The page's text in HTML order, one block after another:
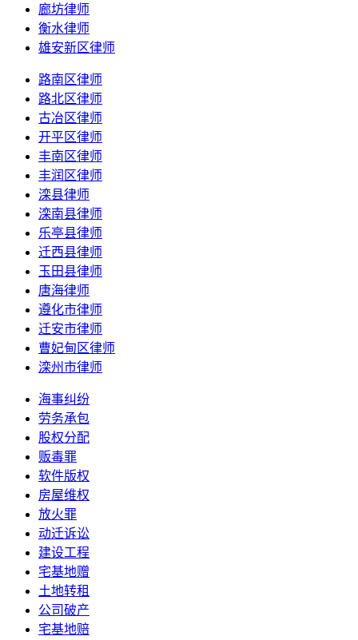
廊坊律师
衡水律师
雄安新区律师
路南区律师
路北区律师
古冶区律师
开平区律师
丰南区律师
丰润区律师
滦县律师
滦南县律师
乐亭县律师
迁西县律师
玉田县律师
唐海律师
遵化市律师
迁安市律师
曹妃甸区律师
滦州市律师
海事纠纷
劳务承包
股权分配
贩毒罪
软件版权
房屋维权
放火罪
动迁诉讼
建设工程
宅基地赠
土地转租
公司破产
宅基地赔